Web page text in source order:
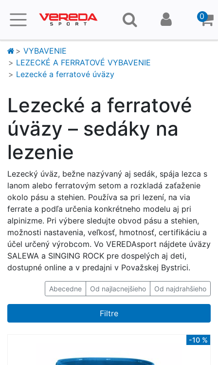
0
VYBAVENIE
LEZECKÉ A FERRATOVÉ VYBAVENIE
Lezecké a ferratové úväzy
Lezecké a ferratové
úväzy – sedáky na
lezenie
Lezecký úväz, bežne nazývaný aj sedák, spája lezca s
lanom alebo ferratovým setom a rozkladá zaťaženie
okolo pásu a stehien. Používa sa pri lezení, na via
ferrate a podľa určenia konkrétneho modelu aj pri
alpinizme. Pri výbere sledujte obvod pásu a stehien,
možnosti nastavenia, veľkosť, hmotnosť, certifikáciu a
účel určený výrobcom. Vo VEREDAsport nájdete úväzy
SALEWA a SINGING ROCK pre dospelých aj deti,
dostupné online a v predajni v Považskej Bystrici.
Abecedne Od najlacnejšieho Od najdrahšieho
Filtre
-10 %